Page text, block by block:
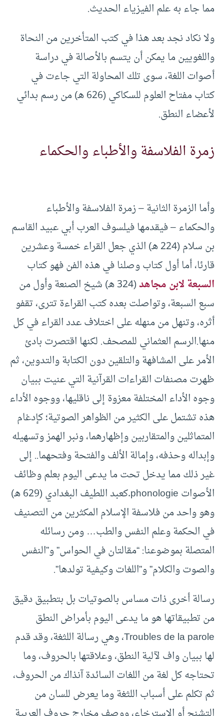
مما جاء به علم الفيزياء الحديث.
ولا نكاد نجد بعد هذا في كتب المتأخرين من النحاة
واللغويين ما يمكن أن يتسم بالأصالة في دراسة
أصوات اللغة، سوى تلك المحاولة التي جاءت في
كتاب مفتاح العلوم للسكاكي (626 هـ) من رسم بدائي
لأعضاء النطق.
زمرة الفلاسفة والأطباء والحكماء
وأما الزمرة الثانية – زمرة الفلاسفة والأطباء
والحكماء – فيقدمها فيلسوف العرب أبي عبيد القاسم
بن سلام (224 هـ) الذي جعل القراء خمسة وعشرين
قارئا، أما أول كتاب وصلنا في هذه الفن فهو كتاب
السبعة لابن مجاهد
(324 هـ) شيخ الصنعة وأول من
سبع السبعة، وتواصلت بعده كتب القراءة تترى، تقفو
أثره، وتنهل من منهله على اختلاف عدد القراء في كل
منها.الرسم العثماني للمصحف. لكنها اقتصرت بادئ
الأمر على المشافهة والتلقين دون الكتابة والتدوين، ثم
ظهرت مصنفات القراءات القرآنية التي عنيت ببيان
وجوه الأداء المختلفة معزوة إلى ناقليها، ووجوه الأداء
هذه تشتمل على الكثير من الظواهر الصوتية؛ كإدغام
المتماثلين والمتقاربين وإظهارهما، ونبر الهمز وتسهيله
وإبداله وحذفه، وإمالة الألف والفتحة وفتحهما.. إلى
غير ذلك مما يدخل تحت ما يدعى اليوم بعلم وظائف
الأصوات phonologie.كعبد اللطيف البغدادي (629 هـ)
وهو واحد من فلاسفة الإسلام المكثرين من التصنيف
في الحكمة وعلم النفس والطب… ومن رسائله
المتصلة بموضوعنا: “مقالتان في الحواس” و”النفس
والصوت والكلام” و”اللغات وكيفية تولدها”.
رسالة أخرى ذات مساس بالصوتيات بل بتطبيق دقيق
من تطبيقاتها هو ما يدعى اليوم بأمراض النطق
Troubles de la parole، وهي رسالة اللثغة، وقد قدم
لها ببيان واف لآلية النطق، وعلاقتها بالحروف، وما
تحتاجه كل لغة من اللغات السائدة آنذاك من الحروف،
ثم تكلم على أسباب اللثغة وما يعرض للسان من